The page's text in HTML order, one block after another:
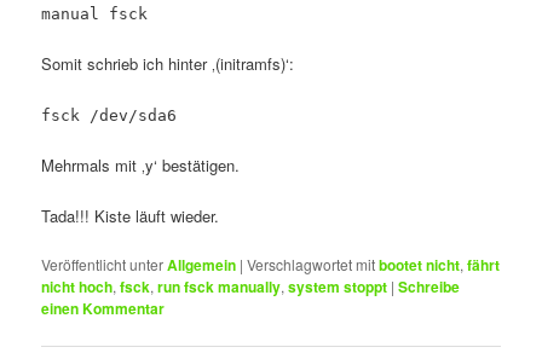
manual fsck
Somit schrieb ich hinter ‚(initramfs)‘:
fsck /dev/sda6
Mehrmals mit ‚y‘ bestätigen.
Tada!!! Kiste läuft wieder.
Veröffentlicht unterAllgemein |Verschlagwortet mitbootet nicht,fährt
nicht hoch,fsck,run fsck manually,system stoppt |Schreibe
einen Kommentar